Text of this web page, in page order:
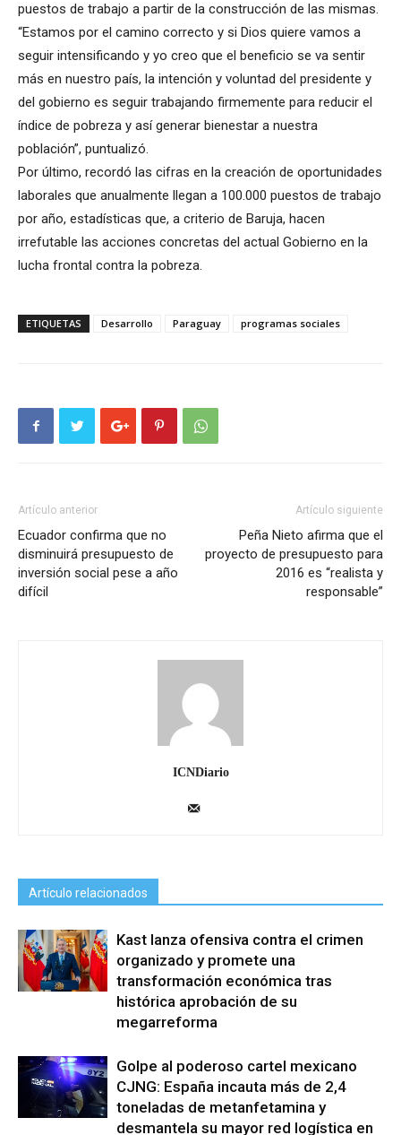
puestos de trabajo a partir de la construcción de las mismas.
“Estamos por el camino correcto y si Dios quiere vamos a
seguir intensificando y yo creo que el beneficio se va sentir
más en nuestro país, la intención y voluntad del presidente y
del gobierno es seguir trabajando firmemente para reducir el
índice de pobreza y así generar bienestar a nuestra
población”, puntualizó.
Por último, recordó las cifras en la creación de oportunidades
laborales que anualmente llegan a 100.000 puestos de trabajo
por año, estadísticas que, a criterio de Baruja, hacen
irrefutable las acciones concretas del actual Gobierno en la
lucha frontal contra la pobreza.
ETIQUETAS Desarrollo Paraguay programas sociales
Artículo anterior
Ecuador confirma que no
disminuirá presupuesto de
inversión social pese a año
difícil
Artículo siguiente
Peña Nieto afirma que el
proyecto de presupuesto para
2016 es “realista y
responsable”
ICNDiario
Artículo relacionados
Kast lanza ofensiva contra el crimen
organizado y promete una
transformación económica tras
histórica aprobación de su
megarreforma
Golpe al poderoso cartel mexicano
CJNG: España incauta más de 2,4
toneladas de metanfetamina y
desmantela su mayor red logística en